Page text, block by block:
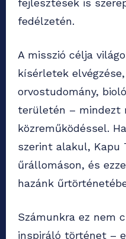
fejlesztések is
fedélzetén.
A misszió célja
kísérletek
orvostudomány,
területén – mindezt
közreműködéssel.
szerint alakul,
űrállomáson, és
hazánk
Számunkra ez nem
inspiráló történet –